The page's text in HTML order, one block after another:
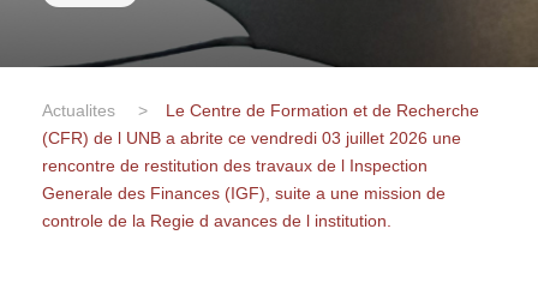
Actualites >
Le Centre de Formation et de Recherche
(CFR) de l UNB a abrite ce vendredi 03 juillet 2026 une
rencontre de restitution des travaux de l Inspection
Generale des Finances (IGF), suite a une mission de
controle de la Regie d avances de l institution.